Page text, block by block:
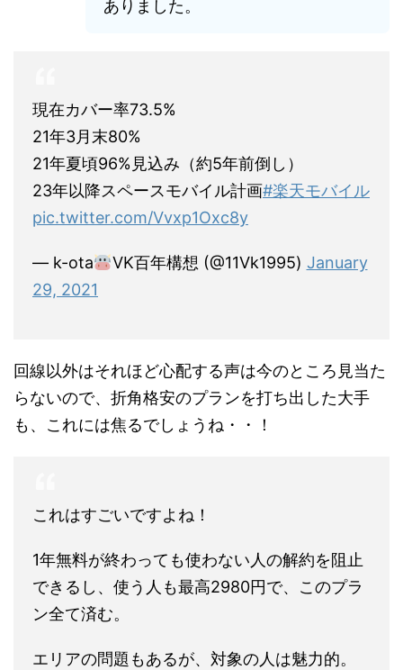
ありました。
現在カバー率73.5%
21年3月末80%
21年夏頃96%見込み（約5年前倒し）
23年以降スペースモバイル計画#楽天モバイル
pic.twitter.com/Vvxp1Oxc8y
— k-ota VK百年構想 (@11Vk1995) January
29, 2021
回線以外はそれほど心配する声は今のところ見当た
らないので、折角格安のプランを打ち出した大手
も、これには焦るでしょうね・・！
これはすごいですよね！
1年無料が終わっても使わない人の解約を阻止
できるし、使う人も最高2980円で、このプラ
ン全て済む。
エリアの問題もあるが、対象の人は魅力的。